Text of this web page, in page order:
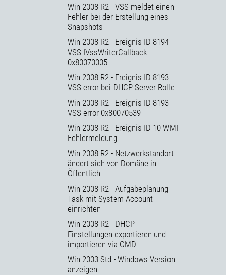
Win 2008 R2 - VSS meldet einen
Fehler bei der Erstellung eines
Snapshots
Win 2008 R2 - Ereignis ID 8194
VSS IVssWriterCallback
0x80070005
Win 2008 R2 - Ereignis ID 8193
VSS error bei DHCP Server Rolle
Win 2008 R2 - Ereignis ID 8193
VSS error 0x80070539
Win 2008 R2 - Ereignis ID 10 WMI
Fehlermeldung
Win 2008 R2 - Netzwerkstandort
ändert sich von Domäne in
Öffentlich
Win 2008 R2 - Aufgabeplanung
Task mit System Account
einrichten
Win 2008 R2 - DHCP
Einstellungen exportieren und
importieren via CMD
Win 2003 Std - Windows Version
anzeigen